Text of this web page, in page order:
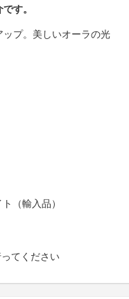
す。
プ。美しいオーラの光
（輸入品）
てください